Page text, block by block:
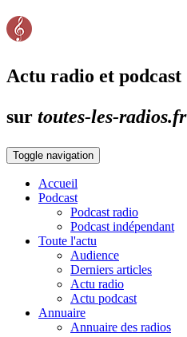
Actu radio et podcast
sur toutes-les-radios.fr
Toggle navigation
Accueil
Podcast
Podcast radio
Podcast indépendant
Toute l'actu
Audience
Derniers articles
Actu radio
Actu podcast
Annuaire
Annuaire des radios